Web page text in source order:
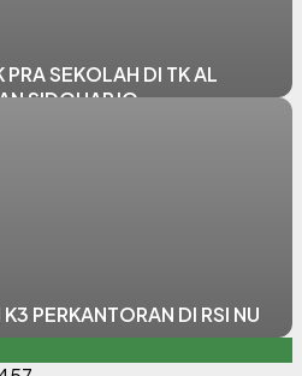
SEKOLAH DI TK AL
SIDOHARJO
PERKANTORAN DI RSI NU